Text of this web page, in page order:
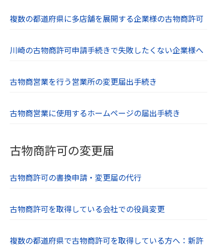
複数の都道府県に多店舗を展開する企業様の古物商許可
川崎の古物商許可申請手続きで失敗したくない企業様へ
古物商営業を行う営業所の変更届出手続き
古物商営業に使用するホームページの届出手続き
古物商許可の変更届
古物商許可の書換申請・変更届の代行
古物商許可を取得している会社での役員変更
複数の都道府県で古物商許可を取得している方へ：新許